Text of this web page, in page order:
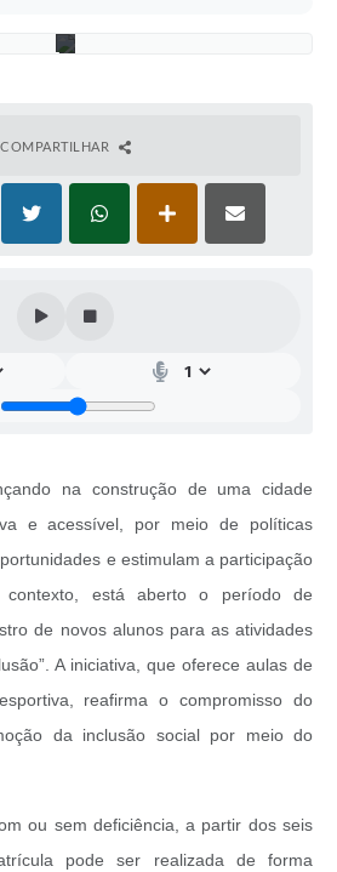
COMPARTILHAR
na construção de uma cidade
e acessível, por meio de políticas
e estimulam a participação
contexto, está aberto o período de
de novos alunos para as atividades
A iniciativa, que oferece aulas de
reafirma o compromisso do
da inclusão social por meio do
ou sem deficiência, a partir dos seis
pode ser realizada de forma